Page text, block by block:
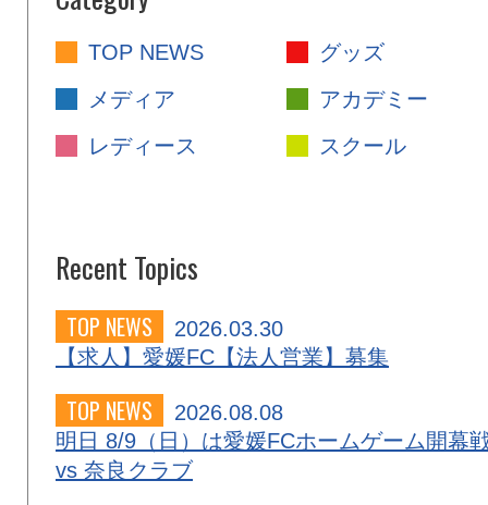
TOP NEWS
グッズ
メディア
アカデミー
レディース
スクール
Recent Topics
TOP NEWS
2026.03.30
【求人】愛媛FC【法人営業】募集
TOP NEWS
2026.08.08
明日 8/9（日）は愛媛FCホームゲーム開幕
vs 奈良クラブ